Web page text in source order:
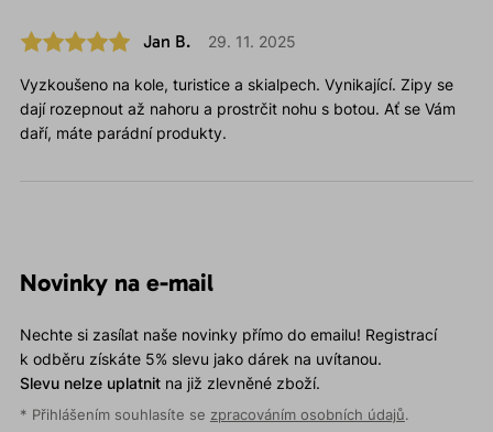
Jan B. 29. 11. 2025
Vyzkoušeno na kole, turistice a skialpech. Vynikající. Zipy se
dají rozepnout až nahoru a prostrčit nohu s botou. Ať se Vám
daří, máte parádní produkty.
Novinky na e-mail
Nechte si zasílat naše novinky přímo do emailu! Registrací
k odběru získáte 5% slevu jako dárek na uvítanou.
Slevu nelze uplatnitna již zlevněné zboží.
* Přihlášením souhlasíte se zpracováním osobních údajů.